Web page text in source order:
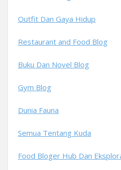
Outfit Dan Gaya Hidup
Restaurant and Food Blog
Buku Dan Novel Blog
Gym Blog
Dunia Fauna
Semua Tentang Kuda
Food Bloger Hub Dan